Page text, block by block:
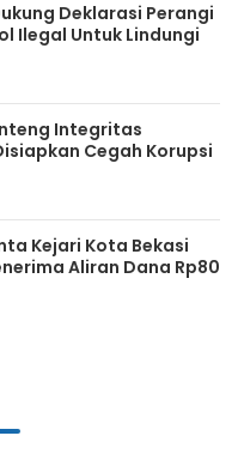
Deklarasi Perangi
Ilegal Untuk Lindungi
Integritas
Cegah Korupsi
Kejari Kota Bekasi
Aliran Dana Rp80